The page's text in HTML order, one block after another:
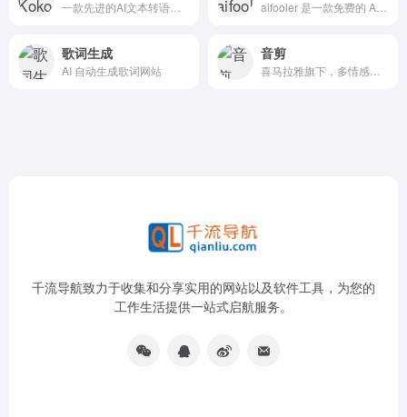
歌词生成
AI 自动生成歌词网站
音剪
千流导航致力于收集和分享实用的网站以及软件工具，为您的
工作生活提供一站式启航服务。